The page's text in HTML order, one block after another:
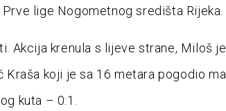
lige Nogometnog središta Rijeka.
Akcija krenula s lijeve strane, Miloš je
koji je sa 16 metara pogodio
kuta – 0:1.